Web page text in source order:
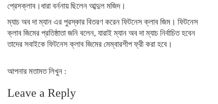
প্রেসক্লাব।ধারা বর্ননায় ছিলেন আব্দুল মজিদ।
ম্যাচ অব দা ম্যান এর পুরস্কার বিতরণ করেন ফিটনেস ক্লাব জিম। ফিটনেস
ক্লাব জিমের প্রতিষ্ঠাতা জনি বলেন, যারাই ম্যান অব দা ম্যাচ নির্বাচিত হবেন
তাদের সবাইকে ফিটনেস ক্লাব জিমের মেম্বারশীপ ফ্রী করা হবে।
আপনার মতামত লিখুন :
Leave a Reply